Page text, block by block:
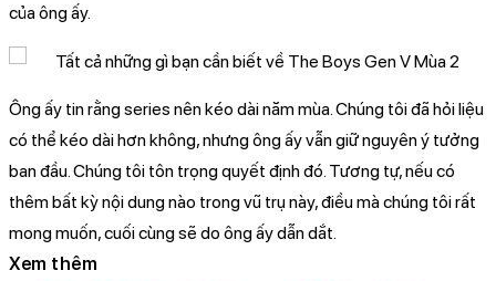
của ông ấy.
Ông ấy tin rằng series nên kéo dài năm mùa. Chúng tôi đã hỏi liệu
có thể kéo dài hơn không, nhưng ông ấy vẫn giữ nguyên ý tưởng
ban đầu. Chúng tôi tôn trọng quyết định đó. Tương tự, nếu có
thêm bất kỳ nội dung nào trong vũ trụ này, điều mà chúng tôi rất
mong muốn, cuối cùng sẽ do ông ấy dẫn dắt.
Xem thêm